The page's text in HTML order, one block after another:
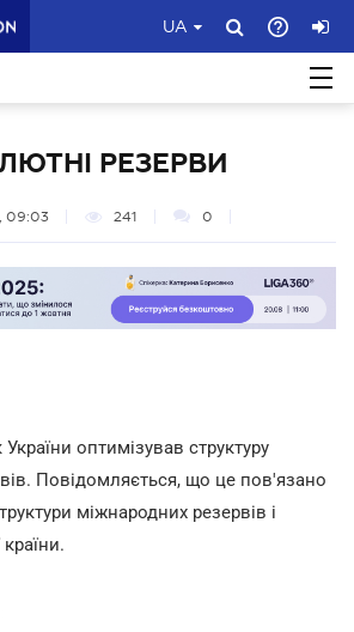
UA
РЕЗЕРВИ
09:03 241 0
оптимізував структуру
Повідомляється, що це пов'язано
міжнародних резервів і